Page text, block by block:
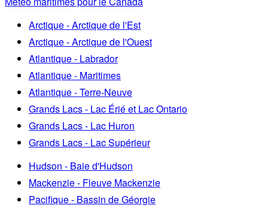
Arctique - Arctique de l'Est
Arctique - Arctique de l'Ouest
Atlantique - Labrador
Atlantique - Maritimes
Atlantique - Terre-Neuve
Grands Lacs - Lac Érié et Lac Ontario
Grands Lacs - Lac Huron
Grands Lacs - Lac Supérieur
Hudson - Baie d'Hudson
Mackenzie - Fleuve Mackenzie
Pacifique - Bassin de Géorgie